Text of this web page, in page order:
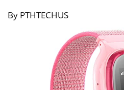
By PTHTECHUS